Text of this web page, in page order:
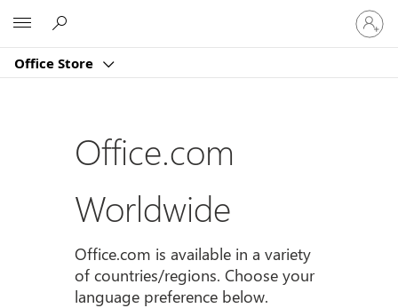
Office Store
Sign
in
to
account
Office.com
Worldwide
Office.com is available in a variety
of countries/regions. Choose your
language preference below.